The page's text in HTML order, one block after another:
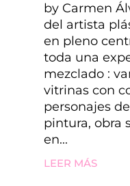
by Carmen
del artista
en pleno
toda una
mezclado :
vitrinas con
personajes
pintura, obra
en...
LEER MÁS